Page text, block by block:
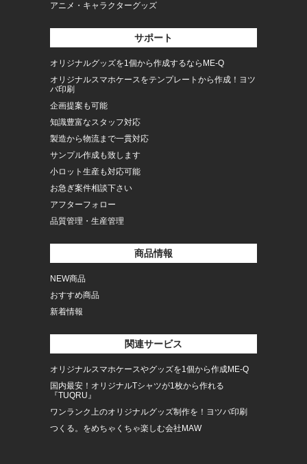
アニメ・キャラクターグッズ
サポート
オリジナルグッズを1個から作成するならME-Q
オリジナルスマホケースをテンプレートから作成！ヨツ
バ印刷
企画提案も可能
知識豊富なスタッフ対応
製造から物流まで一貫対応
サンプル作成も致します
小ロット生産も対応可能
お急ぎ案件相談下さい
アフターフォロー
品質管理・生産管理
商品情報
NEW商品
おすすめ商品
新着情報
関連サービス
オリジナルスマホケースやグッズを1個から作成ME-Q
国内最安！オリジナルTシャツが1枚から作れる
『TUQRU』
ワンランク上のオリジナルグッズ制作を！ヨツバ印刷
つくる。をめちゃくちゃ楽しむ会社MAW